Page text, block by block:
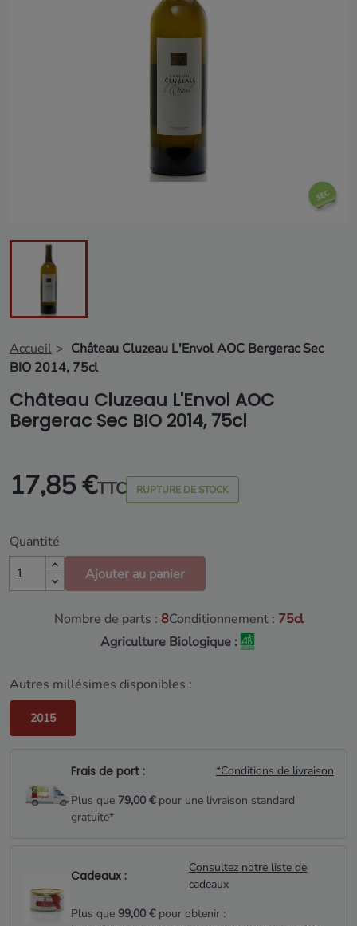
Accueil
Château Cluzeau L'Envol AOC Bergerac Sec
BIO 2014, 75cl
Château Cluzeau L'Envol AOC
Bergerac Sec BIO 2014, 75cl
17,85 €TTC RUPTURE DE STOCK
Quantité
Ajouter au panier
Nombre de parts : 8Conditionnement : 75cl
Agriculture Biologique :
Autres millésimes disponibles :
2015
Frais de port :
*Conditions de livraison
Plus que 79,00 €pour une livraison standard
gratuite*
Cadeaux :
Consultez notre liste de
cadeaux
Plus que 99,00 €pour obtenir :